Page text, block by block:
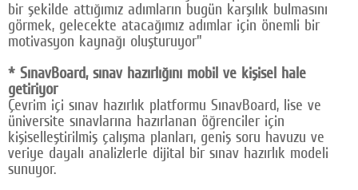
bir şekilde attığımız adımların bugün karşılık bulmasını
görmek, gelecekte atacağımız adımlar için önemli bir
motivasyon kaynağı oluşturuyor"
* SınavBoard, sınav hazırlığını mobil ve kişisel hale
getiriyor
Çevrim içi sınav hazırlık platformu SınavBoard, lise ve
üniversite sınavlarına hazırlanan öğrenciler için
kişiselleştirilmiş çalışma planları, geniş soru havuzu ve
veriye dayalı analizlerle dijital bir sınav hazırlık modeli
sunuyor.